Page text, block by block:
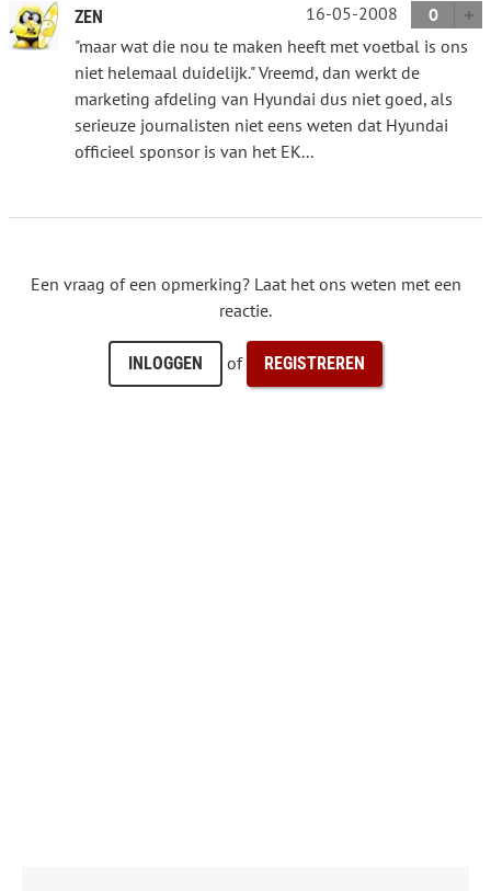
ZEN 16-05-2008
0
"maar wat die nou te maken heeft met voetbal is ons
niet helemaal duidelijk." Vreemd, dan werkt de
marketing afdeling van Hyundai dus niet goed, als
serieuze journalisten niet eens weten dat Hyundai
officieel sponsor is van het EK...
Een vraag of een opmerking? Laat het ons weten met een
reactie.
INLOGGEN of REGISTREREN